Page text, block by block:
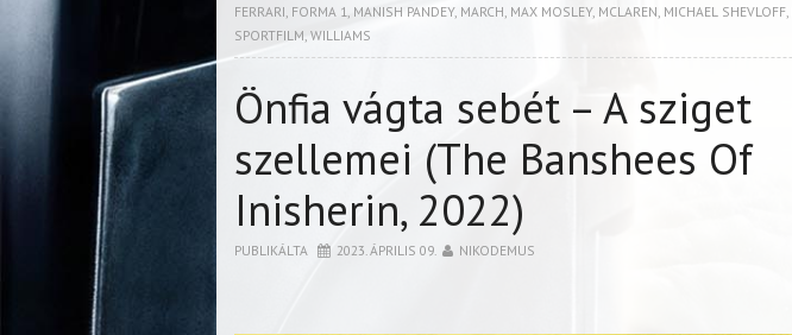
FERRARI, FORMA 1, MANISH PANDEY, MARCH, MAX MOSLEY, MCLAREN, MICHAEL SHEVLOFF,
SPORTFILM, WILLIAMS
Önfia vágta sebét – A sziget
szellemei (The Banshees Of
Inisherin, 2022)
PUBLIKÁLTA 2023. ÁPRILIS 09. NIKODEMUS